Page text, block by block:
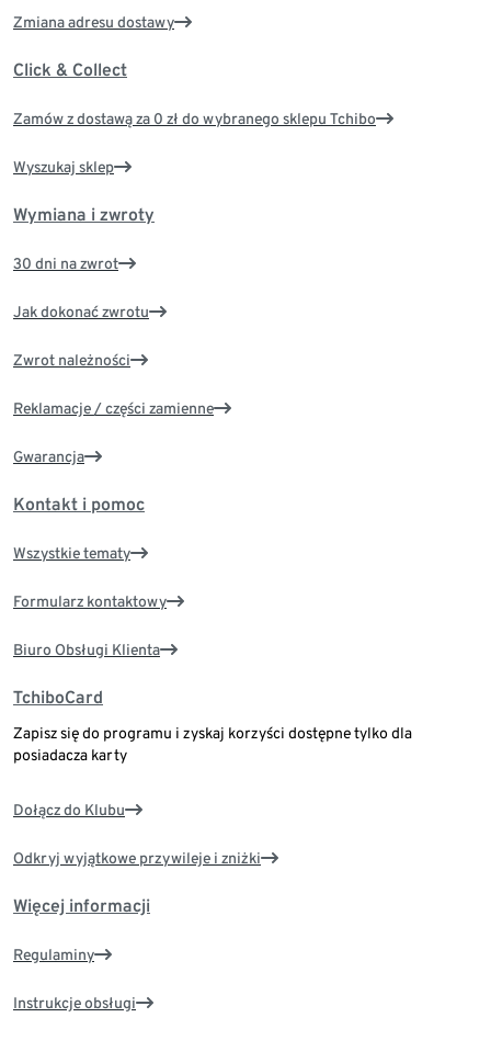
Zmiana adresu dostawy
Click & Collect
Zamów z dostawą za 0 zł do wybranego sklepu Tchibo
Wyszukaj sklep
Wymiana i zwroty
30 dni na zwrot
Jak dokonać zwrotu
Zwrot należności
Reklamacje / części zamienne
Gwarancja
Kontakt i pomoc
Wszystkie tematy
Formularz kontaktowy
Biuro Obsługi Klienta
TchiboCard
Zapisz się do programu i zyskaj korzyści dostępne tylko dla
posiadacza karty
Dołącz do Klubu
Odkryj wyjątkowe przywileje i zniżki
Więcej informacji
Regulaminy
Instrukcje obsługi